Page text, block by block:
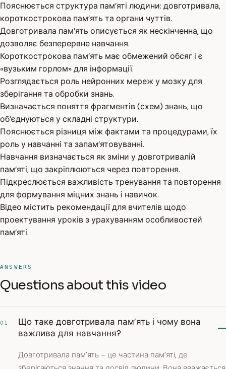
Пояснюється структура пам’яті людини: довготривала,
короткострокова пам’ять та органи чуттів.
Довготривала пам’ять описується як нескінченна, що
дозволяє безперервне навчання.
Короткострокова пам’ять має обмежений обсяг і є
«вузьким горлом» для інформації.
Розглядається роль нейронних мереж у мозку для
зберігання та обробки знань.
Визначається поняття фрагментів (схем) знань, що
об’єднуються у складні структури.
Пояснюється різниця між фактами та процедурами, їх
роль у навчанні та запам’ятовуванні.
Навчання визначається як зміни у довготривалій
пам’яті, що закріплюються через повторення.
Підкреслюється важливість тренування та повторення
для формування міцних знань і навичок.
Відео містить рекомендації для вчителів щодо
проектування уроків з урахуванням особливостей
пам’яті.
ANSWERS
Questions about this video
01
Що таке довготривала пам’ять і чому вона
важлива для навчання?
Довготривала пам’ять – це частина пам’яті, де